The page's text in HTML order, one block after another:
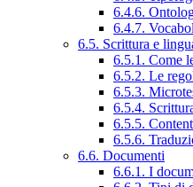
6.4.6.
6.4.7.
6.5. Scrittura e
6.5.1. Come
6.5.2. Le
6.5.3.
6.5.4.
6.5.5.
6.5.6.
6.6. Documenti
6.6.1. I